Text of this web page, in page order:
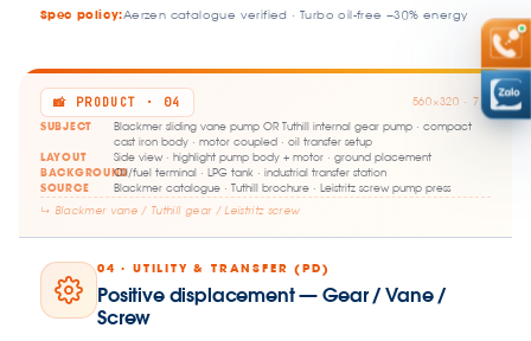
Spec policy:Aerzen catalogue verified · Turbo oil-free −30% energy
📸 PRODUCT · 04 560×320 · 7:4
SUBJECT
Blackmer sliding vane pump OR Tuthill internal gear pump · compact
cast iron body · motor coupled · oil transfer setup
LAYOUT
Side view · highlight pump body + motor · ground placement
BACKGROUNDOil/fuel terminal · LPG tank · industrial transfer station
SOURCE
Blackmer catalogue · Tuthill brochure · Leistritz screw pump press
↳ Blackmer vane / Tuthill gear / Leistritz screw
04 · UTILITY & TRANSFER (PD)
Positive displacement — Gear / Vane /
Screw